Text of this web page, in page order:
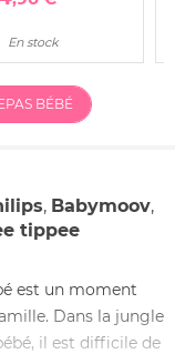
En stock
BÉBÉ
, Babymoov,
tippee
est un moment
Dans la jungle
il est difficile de